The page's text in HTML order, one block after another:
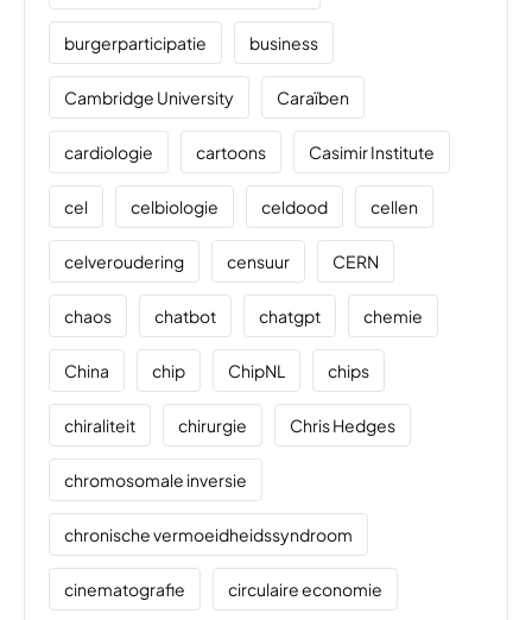
burgerparticipatie business
Cambridge University Caraïben
cardiologie cartoons Casimir Institute
cel celbiologie celdood cellen
celveroudering censuur CERN
chaos chatbot chatgpt chemie
China chip ChipNL chips
chiraliteit chirurgie Chris Hedges
chromosomale inversie
chronische vermoeidheidssyndroom
cinematografie circulaire economie